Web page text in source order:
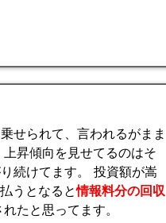
せられて、言われるがまま
昇傾向を見せてるのはそ
続けてます。 投資額が嵩
うとなると情報料分の回収
たと思ってます。